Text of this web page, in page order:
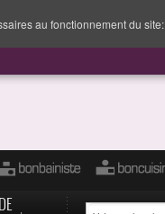
au fonctionnement du site: